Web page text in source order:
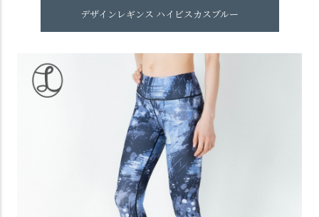
デザインレギンス ハイビスカスブルー